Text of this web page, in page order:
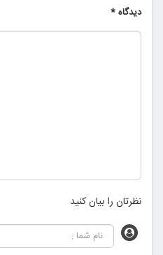
دیدگاه*
نظرتان را بیان کنید